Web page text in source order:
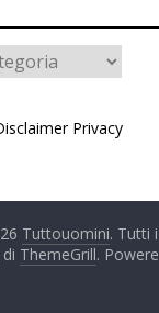
Privacy
Tuttouomini. Tutti
ThemeGrill.